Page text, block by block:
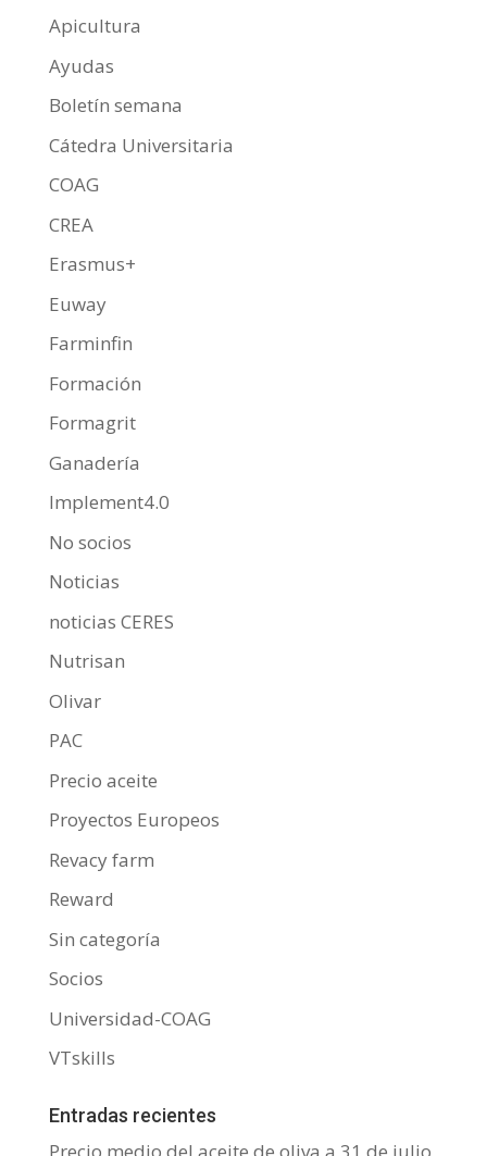
Apicultura
Ayudas
Boletín semana
Cátedra Universitaria
COAG
CREA
Erasmus+
Euway
Farminfin
Formación
Formagrit
Ganadería
Implement4.0
No socios
Noticias
noticias CERES
Nutrisan
Olivar
PAC
Precio aceite
Proyectos Europeos
Revacy farm
Reward
Sin categoría
Socios
Universidad-COAG
VTskills
Entradas recientes